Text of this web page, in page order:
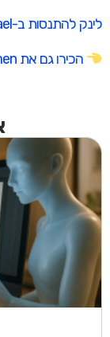
לינק להתנסות ב-Raphael
הכירו גם את Piclumen